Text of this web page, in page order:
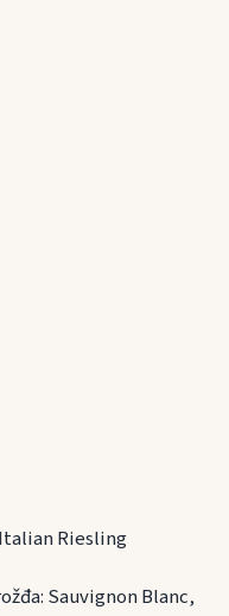
Riesling
Sauvignon Blanc,